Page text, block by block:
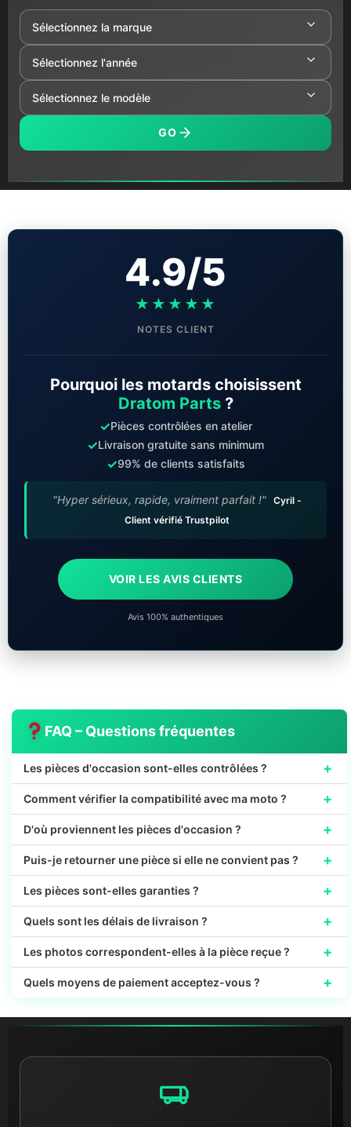
GO
4.9/5
★★★★★
NOTES CLIENT
Pourquoi les motards choisissent
Dratom Parts?
✓Pièces contrôlées en atelier
✓Livraison gratuite sans minimum
✓99% de clients satisfaits
"Hyper sérieux, rapide, vraiment parfait !" Cyril -
Client vérifié Trustpilot
VOIR LES AVIS CLIENTS
Avis 100% authentiques
FAQ – Questions fréquentes
Les pièces d'occasion sont-elles contrôlées ? +
Comment vérifier la compatibilité avec ma moto ? +
D'où proviennent les pièces d'occasion ? +
Puis-je retourner une pièce si elle ne convient pas ? +
Les pièces sont-elles garanties ? +
Quels sont les délais de livraison ? +
Les photos correspondent-elles à la pièce reçue ? +
Quels moyens de paiement acceptez-vous ? +